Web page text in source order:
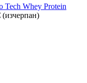
Tech Whey Protein
(изчерпан)